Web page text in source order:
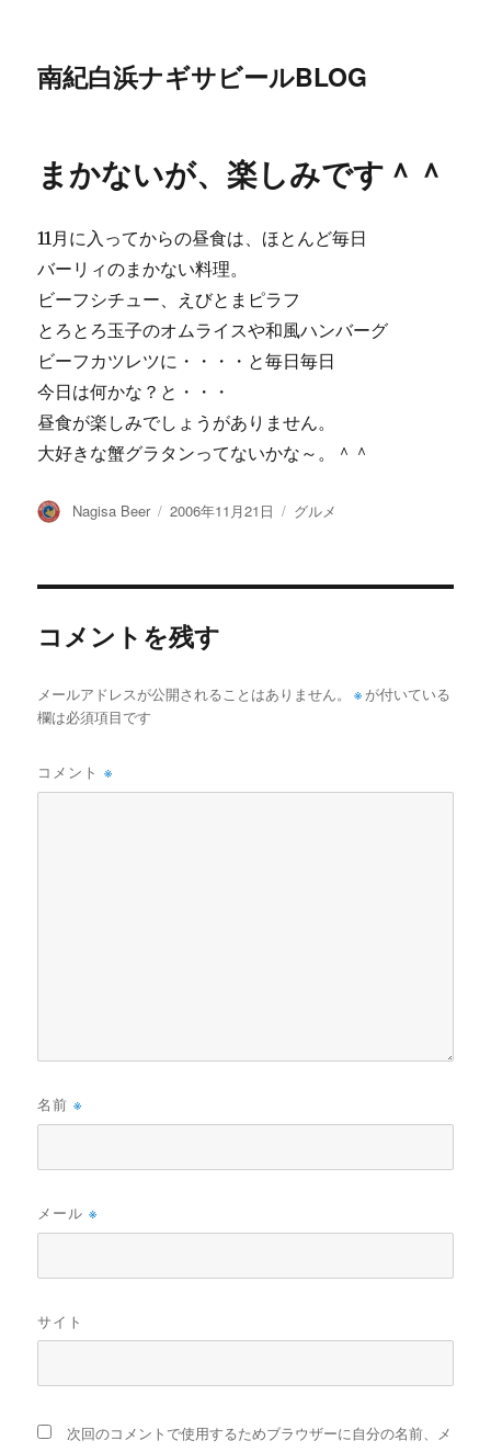
南紀白浜ナギサビールBLOG
まかないが、楽しみです＾＾
11月に入ってからの昼食は、ほとんど毎日
バーリィのまかない料理。
ビーフシチュー、えびとまピラフ
とろとろ玉子のオムライスや和風ハンバーグ
ビーフカツレツに・・・・と毎日毎日
今日は何かな？と・・・
昼食が楽しみでしょうがありません。
大好きな蟹グラタンってないかな～。＾＾
投
Nagisa Beer
投
2006年11月21日
カ
グルメ
コメントを残す
メールアドレスが公開されることはありません。 ※ が付いている
欄は必須項目です
コメント※
名前※
メール※
サイト
次回のコメントで使用するためブラウザーに自分の名前、メ